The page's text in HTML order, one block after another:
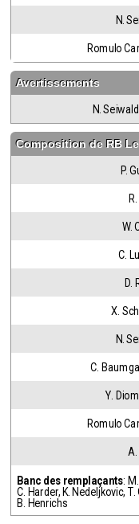
N.
Romulo
Avertissements
N.
Composition de RB
P.
W.
C.
D.
X.
N.
C.
Y.
Romulo
A.
Banc des remplaçants:
C. Harder, K. Nedeljkovic, T.
B. Henrichs